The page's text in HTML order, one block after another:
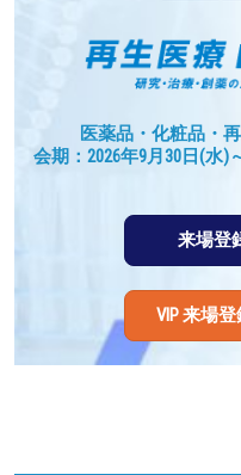
医薬品・化粧品・
会期：2026年9月30日(
来場登
VIP 来場